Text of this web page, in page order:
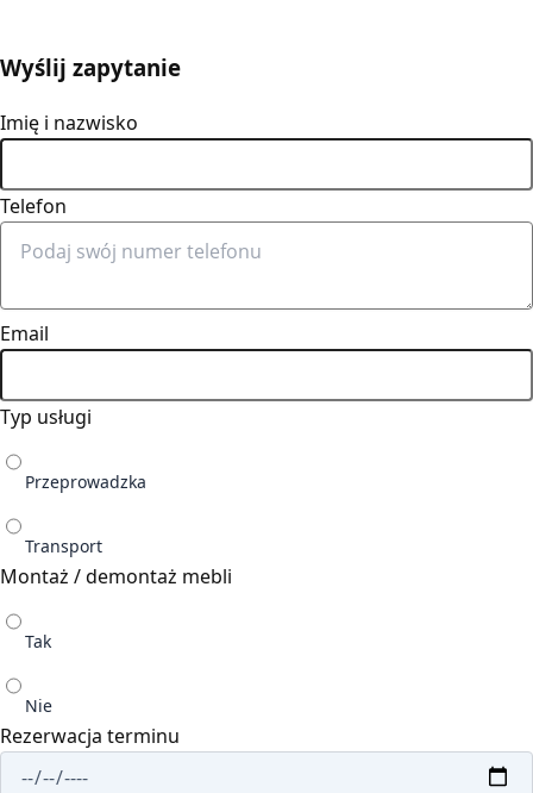
Wyślij zapytanie
Imię i nazwisko
Telefon
Email
Typ usługi
Przeprowadzka
Transport
Montaż / demontaż mebli
Tak
Nie
Rezerwacja terminu